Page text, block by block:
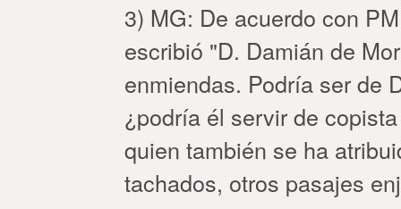
3) MG: De acuerdo con
escribió "D. Damián de
enmiendas. Podría ser de
¿podría él servir de
quien también se ha
tachados, otros pasajes